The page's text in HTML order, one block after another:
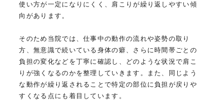
使い方が一定になりにくく、肩こりが繰り返しやすい傾
向があります。
そのため当院では、仕事中の動作の流れや姿勢の取り
方、無意識で続いている身体の癖、さらに時間帯ごとの
負担の変化などを丁寧に確認し、どのような状況で肩こ
りが強くなるのかを整理していきます。また、同じよう
な動作が繰り返されることで特定の部位に負担が戻りや
すくなる点にも着目しています。